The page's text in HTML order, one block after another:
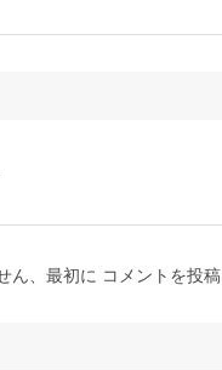
ん、最初に コメントを投稿